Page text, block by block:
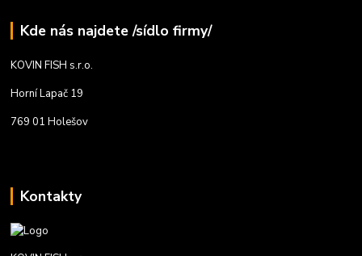
Kde nás najdete /sídlo firmy/
KOVIN FISH s.r.o.
Horní Lapač 19
769 01 Holešov
Kontakty